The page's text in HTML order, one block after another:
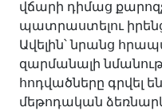
վճարի դիմաց
պատրաստելու
Ավելին՝ նրանց
զարմանալի
հոդվածները գրվել
մեթոդական